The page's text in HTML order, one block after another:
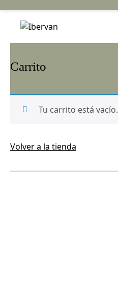
Carrito
Tu carrito está vacío.
Volver a la tienda